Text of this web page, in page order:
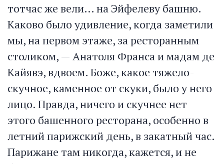
тотчас же вели… на Эйфелеву башню.
Каково было удивление, когда заметили
мы, на первом этаже, за ресторанным
столиком, — Анатоля Франса и мадам де
Кайявэ, вдвоем. Боже, какое тяжело-
скучное, каменное от скуки, было у него
лицо. Правда, ничего и скучнее нет
этого башенного ресторана, особенно в
летний парижский день, в закатный час.
Парижане там никогда, кажется, и не